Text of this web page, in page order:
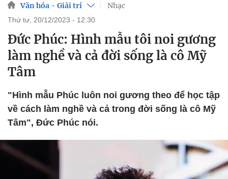
Văn hóa - Giải trí Nhạc
thứ tư, 20/12/2023 - 12:30
Đức Phúc: Hình mẫu tôi noi gương
làm nghề và cả đời sống là cô Mỹ
Tâm
"Hình mẫu Phúc luôn noi gương theo để học tập
về cách làm nghề và cả trong đời sống là cô Mỹ
Tâm", Đức Phúc nói.